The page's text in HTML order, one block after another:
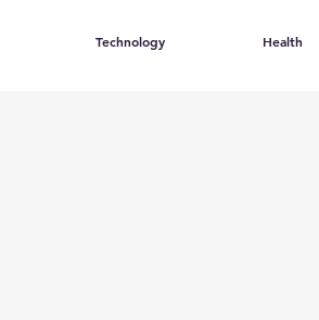
Technology Health